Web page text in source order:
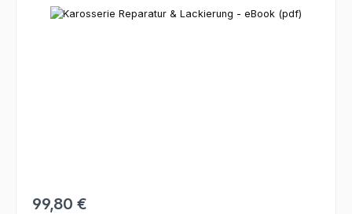
Bildergalerie überspringen
99,80 €